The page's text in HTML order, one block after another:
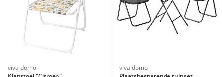
viva domo
viva domo